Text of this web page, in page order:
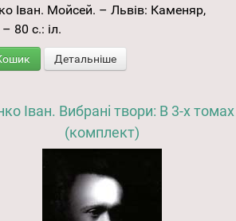
Іван. Мойсей. – Львів: Каменяр,
80 с.: іл.
Детальніше
Іван. Вибрані твори: В 3-х томах
(комплект)